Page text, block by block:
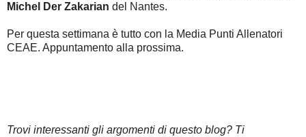
Michel Der Zakarian del Nantes.
Per questa settimana è tutto con la Media Punti Allenatori
CEAE. Appuntamento alla prossima.
Trovi interessanti gli argomenti di questo blog? Ti